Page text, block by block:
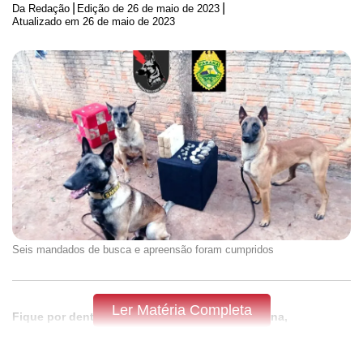
Da Redação Edição de 26 de maio de 2023
Atualizado em 26 de maio de 2023
Seis mandados de busca e apreensão foram cumpridos
Fique por dentro do que acontece em Apucarana,
Ler Matéria Completa